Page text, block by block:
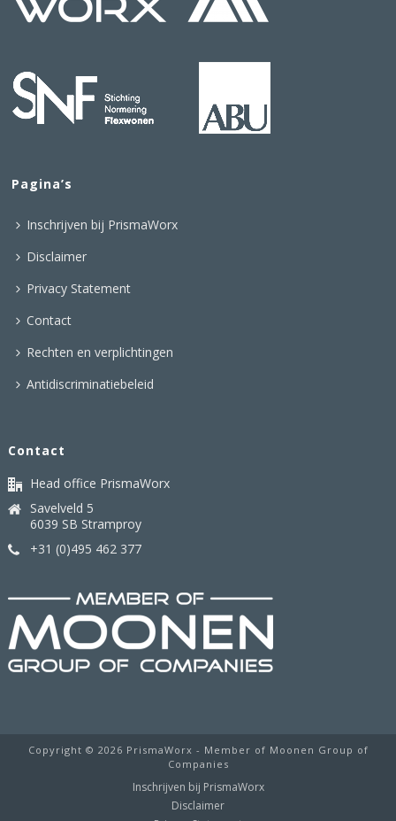
Pagina’s
Inschrijven bij PrismaWorx
Disclaimer
Privacy Statement
Contact
Rechten en verplichtingen
Antidiscriminatiebeleid
Contact
Head office PrismaWorx
Savelveld 5
6039 SB Stramproy
+31 (0)495 462 377
Copyright © 2026 PrismaWorx - Member of Moonen Group of
Companies
Inschrijven bij PrismaWorx
Disclaimer